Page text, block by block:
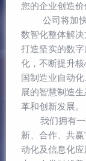
您的企业创造价
公司将加
数智化整体解
打造坚实的数
化，不断提升
国制造业自动
展的智慧制造
革和创新发展。
我们拥有
新、合作、共
动化及信息化